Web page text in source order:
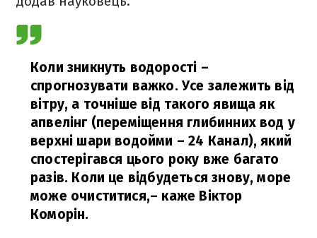
Коли зникнуть водорості –
спрогнозувати важко. Усе залежить від
вітру, а точніше від такого явища як
апвелінг (переміщення глибинних вод у
верхні шари водойми – 24 Канал), який
спостерігався цього року вже багато
разів. Коли це відбудеться знову, море
може очиститися,– каже Віктор
Коморін.